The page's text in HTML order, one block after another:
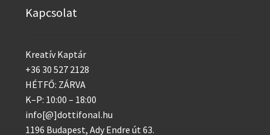
Kapcsolat
Kreatív Kaptár
+36 30 527 2128
HÉTFŐ: ZÁRVA
K–P: 10:00 – 18:00
info[@]dottifonal.hu
1196 Budapest, Ady Endre út 63.